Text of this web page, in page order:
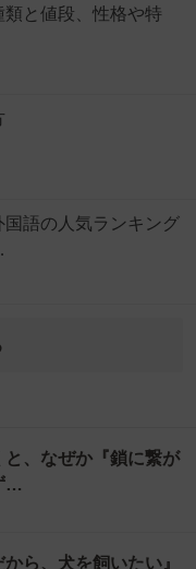
と値段、性格や特
語の人気ランキング
、なぜか『鎖に繋が
…
ら、犬を飼いたい』